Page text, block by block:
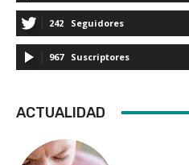
242 Seguidores
967 Suscriptores
ACTUALIDAD